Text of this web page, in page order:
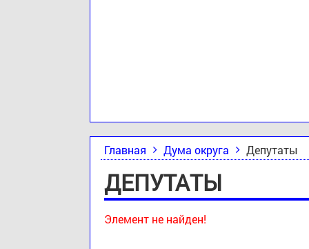
Главная Дума округа Депутаты
ДЕПУТАТЫ
Элемент не найден!